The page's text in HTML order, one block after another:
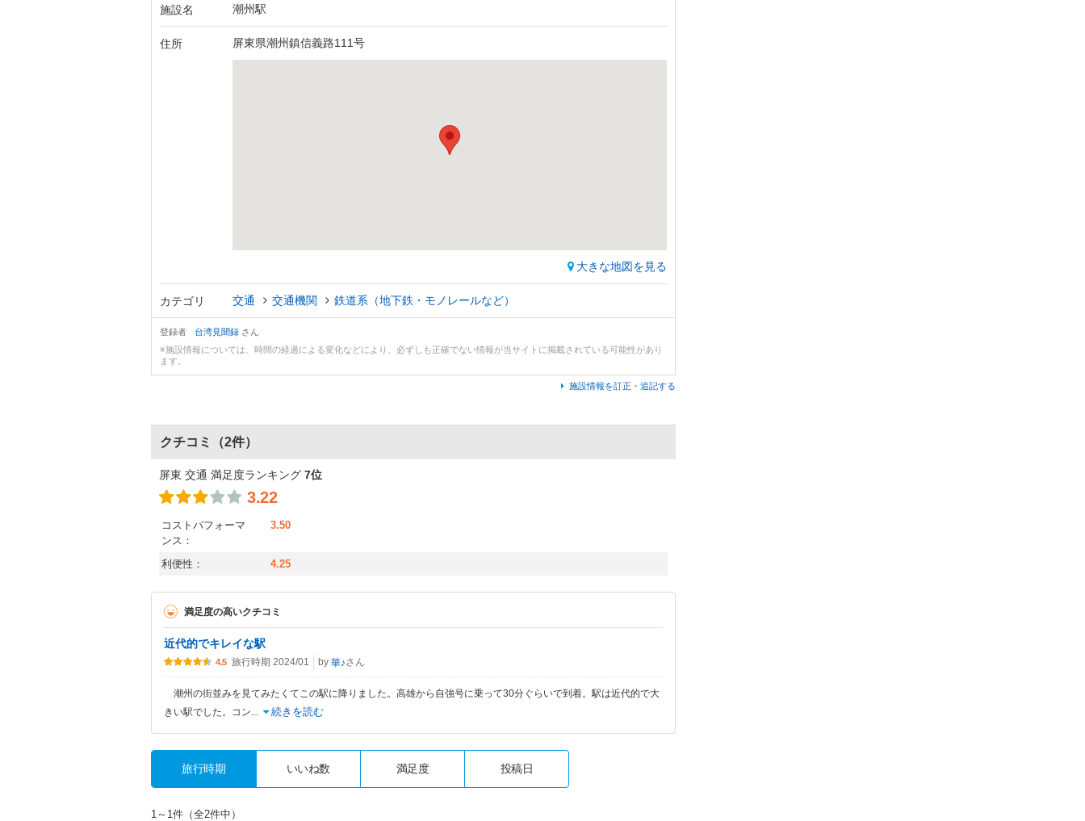
施設名 潮州駅
住所 屏東県潮州鎮信義路111号
大きな地図を見る
カテゴリ 交通 交通機関 鉄道系（地下鉄・モノレールなど）
登録者 台湾見聞録 さん
※施設情報については、時間の経過による変化などにより、必ずしも正確でない情報が当サイトに掲載されている可能性があり
ます。
施設情報を訂正・追記する
クチコミ （2件）
屏東 交通 満足度ランキング 7位
3.22
コストパフォーマ
ンス：
3.50
利便性： 4.25
満足度の高いクチコミ
近代的でキレイな駅
4.5 旅行時期 2024/01 by 華♪さん
潮州の街並みを見てみたくてこの駅に降りました。高雄から自強号に乗って30分ぐらいで到着。駅は近代的で大
きい駅でした。コン
続きを読む
旅行時期 いいね数 満足度 投稿日
1～1件（全2件中）